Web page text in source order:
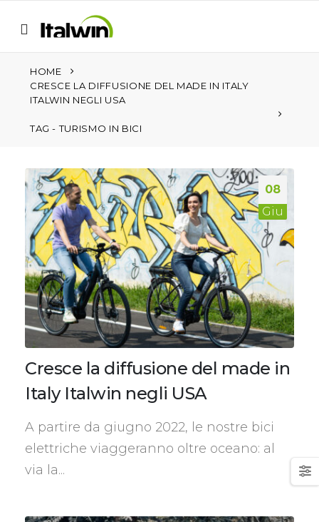
HOME
CRESCE LA DIFFUSIONE DEL MADE IN ITALY
ITALWIN NEGLI USA
TAG -TURISMO IN BICI
08
Giu
Cresce la diffusione del made in
Italy Italwin negli USA
A partire da giugno 2022, le nostre bici
elettriche viaggeranno oltre oceano: al
via la...